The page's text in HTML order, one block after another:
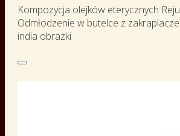
Kompozycja olejków eterycznych
Odmłodzenie w butelce z
india obrazki